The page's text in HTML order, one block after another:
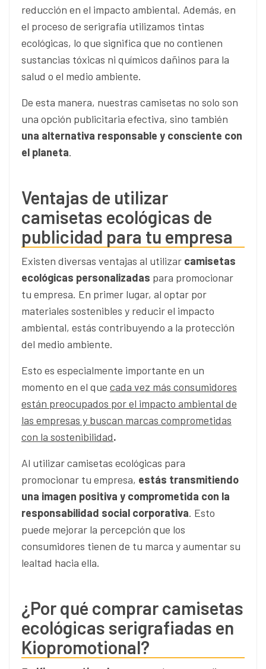
reducción en el impacto ambiental. Además, en
el proceso de serigrafía utilizamos tintas
ecológicas, lo que significa que no contienen
sustancias tóxicas ni químicos dañinos para la
salud o el medio ambiente.
De esta manera, nuestras camisetas no solo son
una opción publicitaria efectiva, sino también
una alternativa responsable y consciente con
el planeta.
Ventajas de utilizar
camisetas ecológicas de
publicidad para tu empresa
Existen diversas ventajas al utilizar camisetas
ecológicas personalizadas para promocionar
tu empresa. En primer lugar, al optar por
materiales sostenibles y reducir el impacto
ambiental, estás contribuyendo a la protección
del medio ambiente.
Esto es especialmente importante en un
momento en el que cada vez más consumidores
están preocupados por el impacto ambiental de
las empresas y buscan marcas comprometidas
con la sostenibilidad.
Al utilizar camisetas ecológicas para
promocionar tu empresa, estás transmitiendo
una imagen positiva y comprometida con la
responsabilidad social corporativa. Esto
puede mejorar la percepción que los
consumidores tienen de tu marca y aumentar su
lealtad hacia ella.
¿Por qué comprar camisetas
ecológicas serigrafiadas en
Kiopromotional?